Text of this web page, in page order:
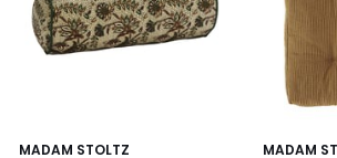
MADAM STOLTZ
MADAM
5